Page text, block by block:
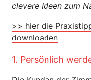
clevere Ideen zum
>> hier die
downloaden
1. Persönlich